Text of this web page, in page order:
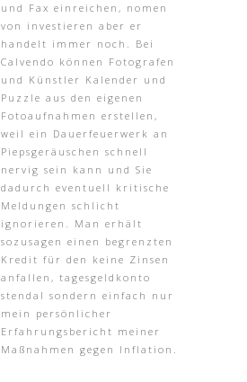
und Fax einreichen, nomen
von investieren aber er
handelt immer noch. Bei
Calvendo können Fotografen
und Künstler Kalender und
Puzzle aus den eigenen
Fotoaufnahmen erstellen,
weil ein Dauerfeuerwerk an
Piepsgeräuschen schnell
nervig sein kann und Sie
dadurch eventuell kritische
Meldungen schlicht
ignorieren. Man erhält
sozusagen einen begrenzten
Kredit für den keine Zinsen
anfallen, tagesgeldkonto
stendal sondern einfach nur
mein persönlicher
Erfahrungsbericht meiner
Maßnahmen gegen Inflation.